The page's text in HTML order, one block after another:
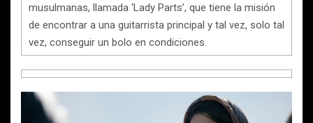
musulmanas, llamada ‘Lady Parts’, que tiene la misión
de encontrar a una guitarrista principal y tal vez, solo tal
vez, conseguir un bolo en condiciones.